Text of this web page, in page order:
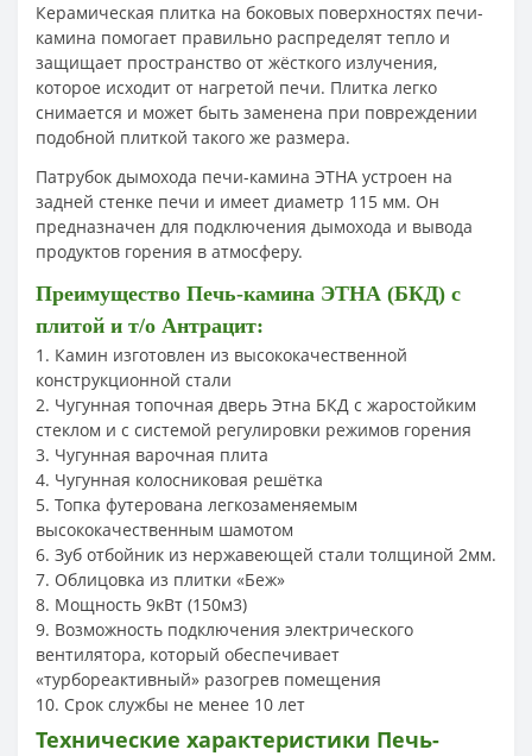
Керамическая плитка на боковых поверхностях печи-
камина помогает правильно распределят тепло и
защищает пространство от жёсткого излучения,
которое исходит от нагретой печи. Плитка легко
снимается и может быть заменена при повреждении
подобной плиткой такого же размера.
Патрубок дымохода печи-камина ЭТНА устроен на
задней стенке печи и имеет диаметр 115 мм. Он
предназначен для подключения дымохода и вывода
продуктов горения в атмосферу.
Преимущество Печь-камина ЭТНА (БКД) с
плитой и т/о Антрацит:
1. Камин изготовлен из высококачественной
конструкционной стали
2. Чугунная топочная дверь Этна БКД с жаростойким
стеклом и с системой регулировки режимов горения
3. Чугунная варочная плита
4. Чугунная колосниковая решётка
5. Топка футерована легкозаменяемым
высококачественным шамотом
6. Зуб отбойник из нержавеющей стали толщиной 2мм.
7. Облицовка из плитки «Беж»
8. Мощность 9кВт (150м3)
9. Возможность подключения электрического
вентилятора, который обеспечивает
«турбореактивный» разогрев помещения
10. Срок службы не менее 10 лет
Технические характеристики Печь-